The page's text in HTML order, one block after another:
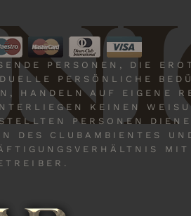
PERSONEN, DIE
PERSÖNLICHE
HANDELN AUF EIGENE
KEINEN
PERSONEN
DES CLUBAMBIENTES
MIT